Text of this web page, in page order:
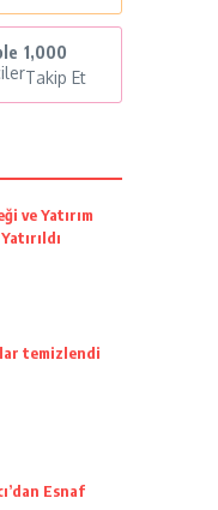
1,000
Takip Et
ve Yatırım
temizlendi
Esnaf